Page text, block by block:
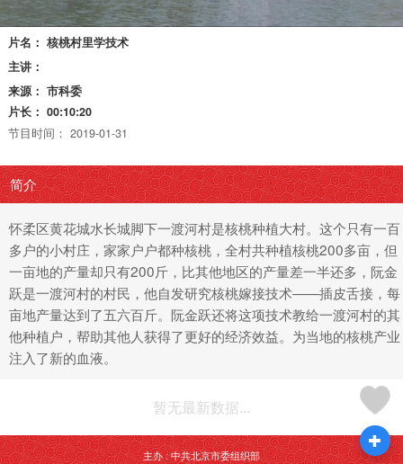
片名： 核桃村里学技术
主讲：
来源： 市科委
片长： 00:10:20
节目时间： 2019-01-31
简介
怀柔区黄花城水长城脚下一渡河村是核桃种植大村。这个只有一百
多户的小村庄，家家户户都种核桃，全村共种植核桃200多亩，但
一亩地的产量却只有200斤，比其他地区的产量差一半还多，阮金
跃是一渡河村的村民，他自发研究核桃嫁接技术——插皮舌接，每
亩地产量达到了五六百斤。阮金跃还将这项技术教给一渡河村的其
他种植户，帮助其他人获得了更好的经济效益。为当地的核桃产业
注入了新的血液。
暂无最新数据...
主办 : 中共北京市委组织部